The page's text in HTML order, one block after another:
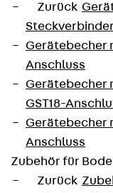
Zurück
Gerätebecher
Anschluss
Gerätebecher
GST18-
Gerätebecher
Anschluss
Zubehör für
Zurück